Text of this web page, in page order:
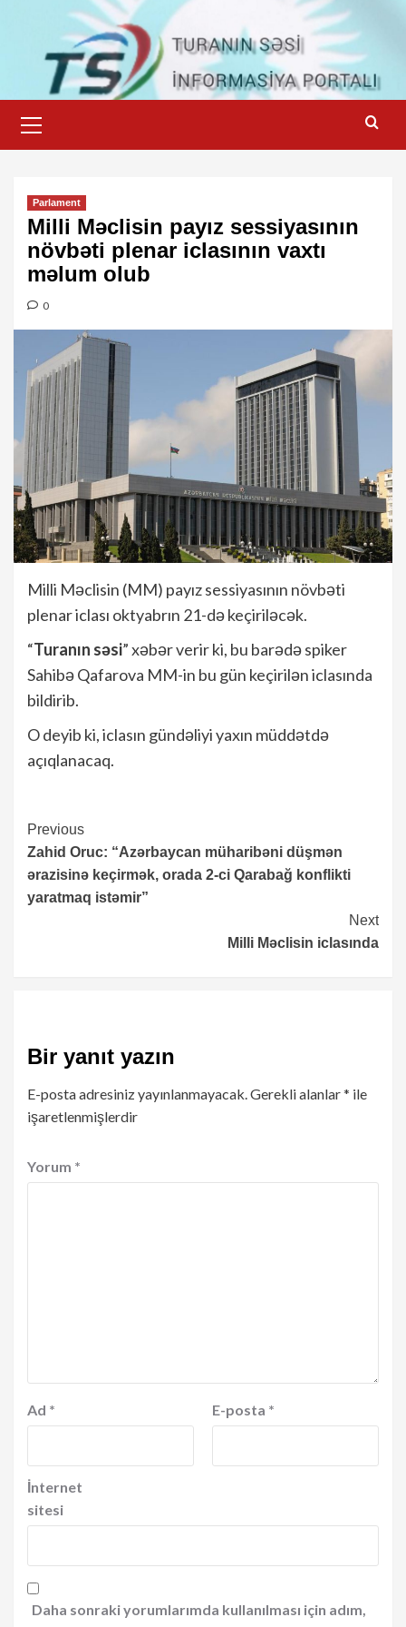
content
Menu
Parlament
Milli Məclisin payız sessiyasının
növbəti plenar iclasının vaxtı
məlum olub
0
Milli Məclisin (MM) payız sessiyasının növbəti
plenar iclası oktyabrın 21-də keçiriləcək.
“Turanın səsi” xəbər verir ki, bu barədə spiker
Sahibə Qafarova MM-in bu gün keçirilən iclasında
bildirib.
O deyib ki, iclasın gündəliyi yaxın müddətdə
açıqlanacaq.
Continue
Reading
Previous
Zahid Oruc: “Azərbaycan müharibəni düşmən
ərazisinə keçirmək, orada 2-ci Qarabağ konflikti
yaratmaq istəmir”
Next
Milli Məclisin iclasında
Bir yanıt yazın
E-posta adresiniz yayınlanmayacak.Gerekli alanlar* ile
işaretlenmişlerdir
Yorum *
Ad * E-posta *
İnternet
sitesi
Daha sonraki yorumlarımda kullanılması için adım,